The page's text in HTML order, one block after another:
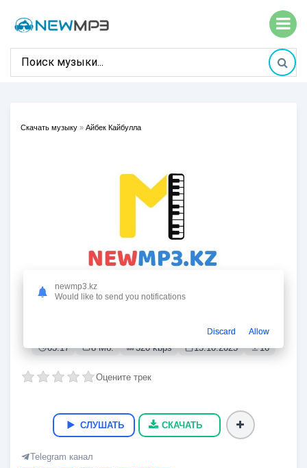
Скачать музыку » Айбек Кайбулла
03:17 8 Мб. 320 kbps 15.10.2025 16
Оцените трек
СЛУШАТЬ СКАЧАТЬ
Telegram канал
newmp3.kz
Would like to send you notifications
Discard Allow